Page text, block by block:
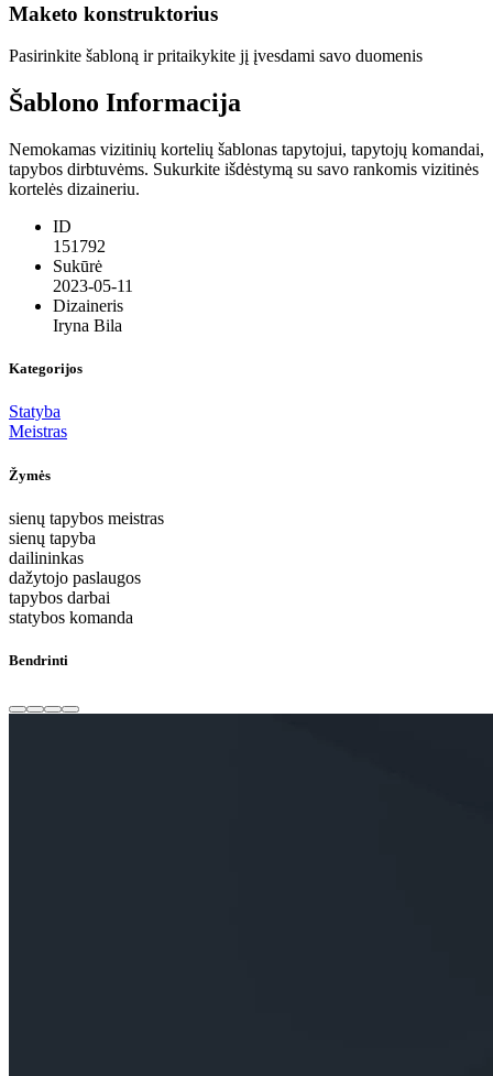
Maketo konstruktorius
Pasirinkite šabloną ir pritaikykite jį įvesdami savo duomenis
Šablono Informacija
Nemokamas vizitinių kortelių šablonas tapytojui, tapytojų komandai,
tapybos dirbtuvėms. Sukurkite išdėstymą su savo rankomis vizitinės
kortelės dizaineriu.
ID
151792
Sukūrė
2023-05-11
Dizaineris
Iryna Bila
Kategorijos
Statyba
Meistras
Žymės
sienų tapybos meistras
sienų tapyba
dailininkas
dažytojo paslaugos
tapybos darbai
statybos komanda
Bendrinti